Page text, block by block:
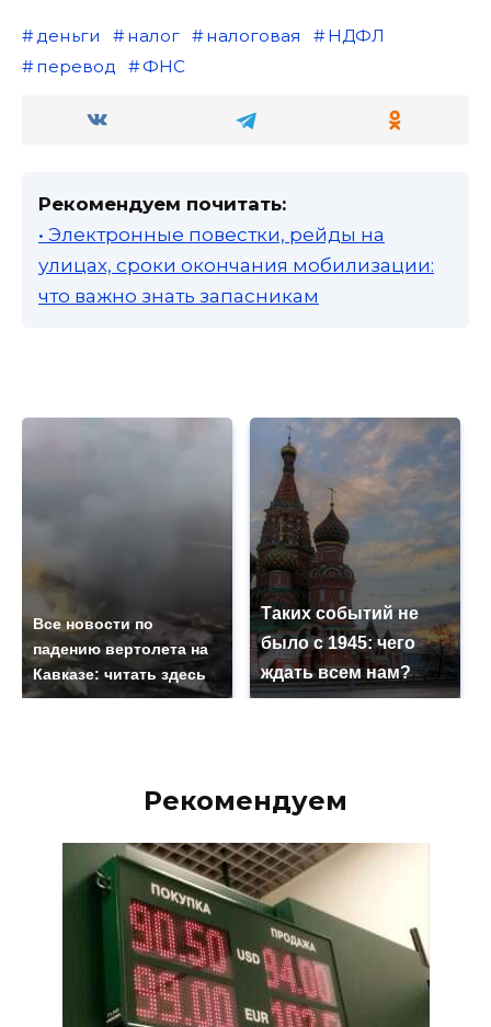
деньги налог налоговая
НДФЛ
перевод
ФНС
Рекомендуем почитать:
• Электронные повестки, рейды на
улицах, сроки окончания мобилизации:
что важно знать запасникам
Все новости по
падению вертолета на
Кавказе: читать здесь
Таких событий не
было с 1945: чего
ждать всем нам?
Рекомендуем